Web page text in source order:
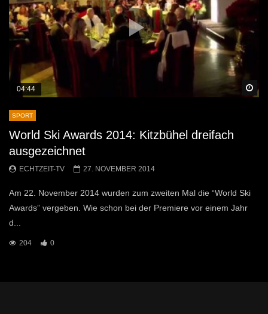
04:44
SPORT
World Ski Awards 2014: Kitzbühel dreifach
ausgezeichnet
ECHTZEIT-TV 27. NOVEMBER 2014
Am 22. November 2014 wurden zum zweiten Mal die “World Ski
Awards” vergeben. Wie schon bei der Premiere vor einem Jahr
d...
204 0